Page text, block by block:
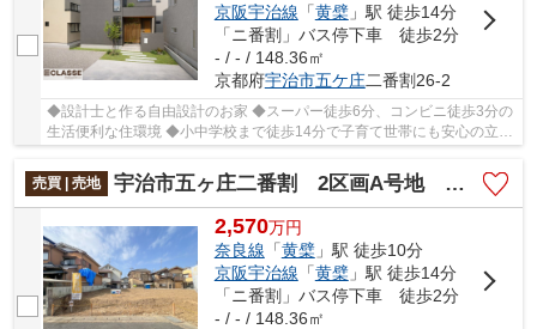
京阪宇治線 「黄檗」駅 徒歩14分
「ニ番割」バス停下車 徒歩2分
- / - / 148.36㎡
京都府宇治市五ケ庄二番割26-2
◆設計士と作る自由設計のお家 ◆スーパー徒歩6分、コンビニ徒歩3分の
生活便利な住環境 ◆小中学校まで徒歩14分で子育て世帯にも安心の立地
◆通勤・通学に便利な2WAYアクセス可能 ◆真裏が...
売買 | 売地
宇治市五ヶ庄二番割 2区画A号地 売土地 建築条件無し
2,570万円
奈良線 「黄檗」駅 徒歩10分
京阪宇治線 「黄檗」駅 徒歩14分
「ニ番割」バス停下車 徒歩2分
- / - / 148.36㎡